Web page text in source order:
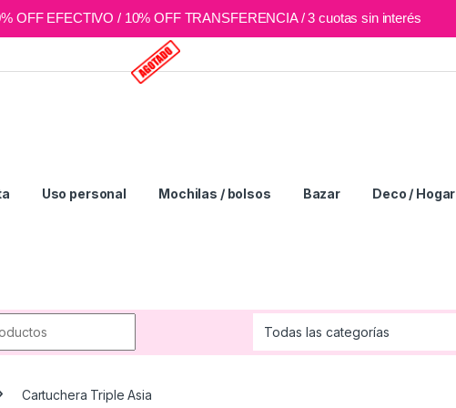
OFF EFECTIVO / 10% OFF TRANSFERENCIA / 3 cuotas sin interés
Uso personal Mochilas / bolsos Bazar Deco / Hogar
Cartuchera Triple Asia